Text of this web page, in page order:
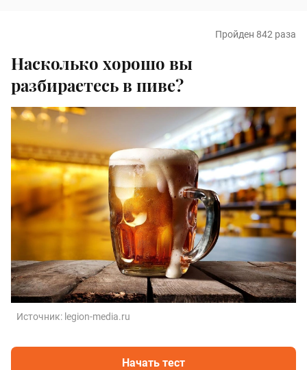
Пройден 842 раза
Насколько хорошо вы
разбираетесь в пиве?
Источник: legion-media.ru
Начать тест